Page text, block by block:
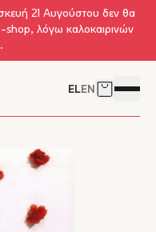
21 Αυγούστου δεν θα
shop, λόγω καλοκαιρινών
ELEN Δείτε το